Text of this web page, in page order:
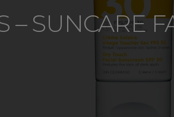
– SUNCARE